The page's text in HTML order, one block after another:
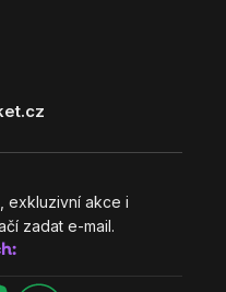
exkluzivní akce i
zadat e-mail.